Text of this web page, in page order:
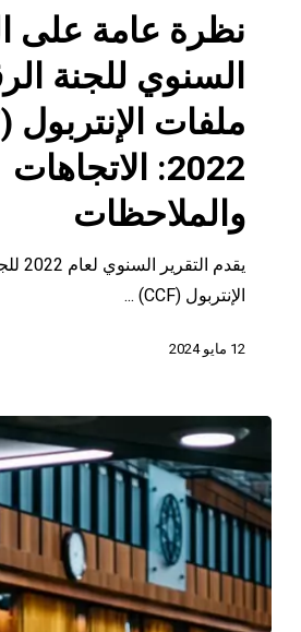
على
التقرير
السنوي
الرقابة
على
ملفات
الإنتربول
(CCF)
لعام
الاتجاهات
نظرة عامة على
السنوي للجنة
2022: الاتجاهات
والملاحظات
يقدم
الإنتربول (CCF) ...
12 مايو 2024